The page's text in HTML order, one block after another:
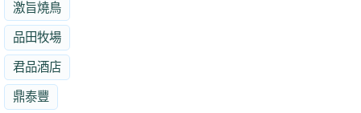
激旨燒鳥
品田牧場
君品酒店
鼎泰豐